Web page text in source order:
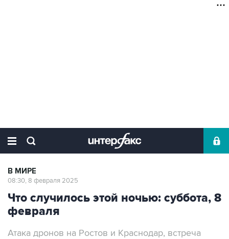
В МИРЕ
08:30, 8 февраля 2025
Что случилось этой ночью: суббота, 8
февраля
Атака дронов на Ростов и Краснодар, встреча